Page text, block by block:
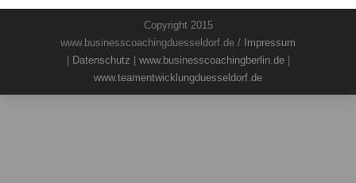
Copyright 2015
www.businesscoachingduesseldorf.de / Impressum
Datenschutz www.businesscoachingberlin.de|
www.teamentwicklungduesseldorf.de